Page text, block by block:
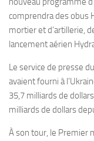
comprendra des obus
mortier et d’artillerie,
lancement aérien
Le service de presse
avaient fourni à
35,7 milliards de
milliards de dollars
À son tour, le Premier